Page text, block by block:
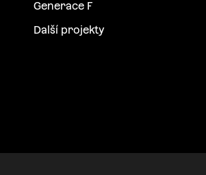
Generace F
Další projekty